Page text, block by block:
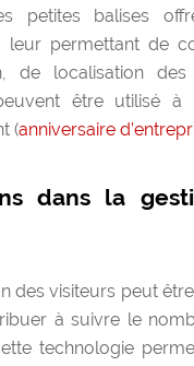
petites balises
leur permettant de
de localisation
être utilisé
(anniversaire
dans la
des visiteurs peut
à suivre le
technologie